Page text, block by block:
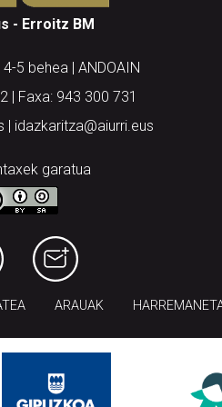
- Erroitz BM
5 behea | ANDOAIN
| Faxa: 943 300 731
| idazkaritza@aiurri.eus
garatua
ARAUAK